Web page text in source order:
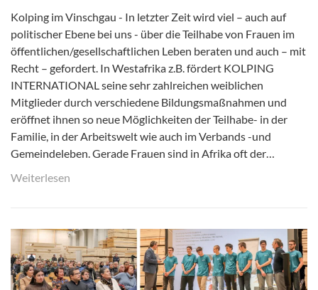
Kolping im Vinschgau - In letzter Zeit wird viel – auch auf
politischer Ebene bei uns - über die Teilhabe von Frauen im
öffentlichen/gesellschaftlichen Leben beraten und auch – mit
Recht – gefordert. In Westafrika z.B. fördert KOLPING
INTERNATIONAL seine sehr zahlreichen weiblichen
Mitglieder durch verschiedene Bildungsmaßnahmen und
eröffnet ihnen so neue Möglichkeiten der Teilhabe- in der
Familie, in der Arbeitswelt wie auch im Verbands -und
Gemeindeleben. Gerade Frauen sind in Afrika oft der…
Weiterlesen